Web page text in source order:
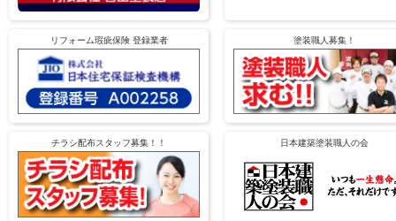
リフォーム瑕疵保険 登録業者 塗装職人募集！
チラシ配布スタッフ募集！！ 日本建築塗装職人の会